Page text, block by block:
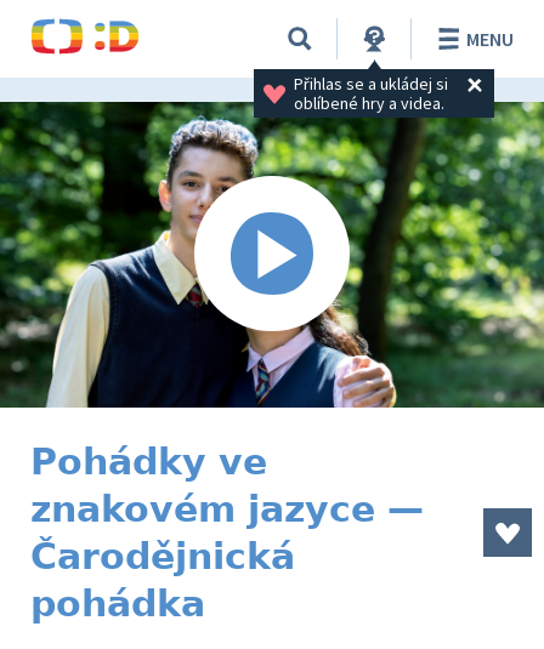
Přihlas se a ukládej si
oblíbené hry a videa.
MENU
Pohádky ve
znakovém jazyce —
Čarodějnická
pohádka